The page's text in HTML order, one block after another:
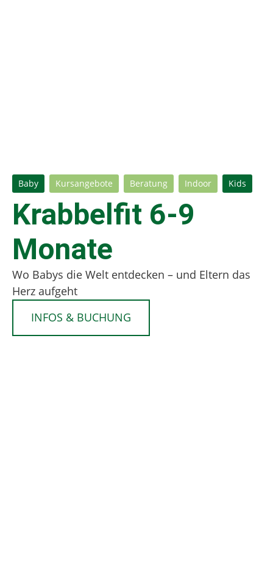
Baby Kursangebote Beratung Indoor Kids
Krabbelfit 6-9
Monate
Wo Babys die Welt entdecken – und Eltern das
Herz aufgeht
INFOS & BUCHUNG